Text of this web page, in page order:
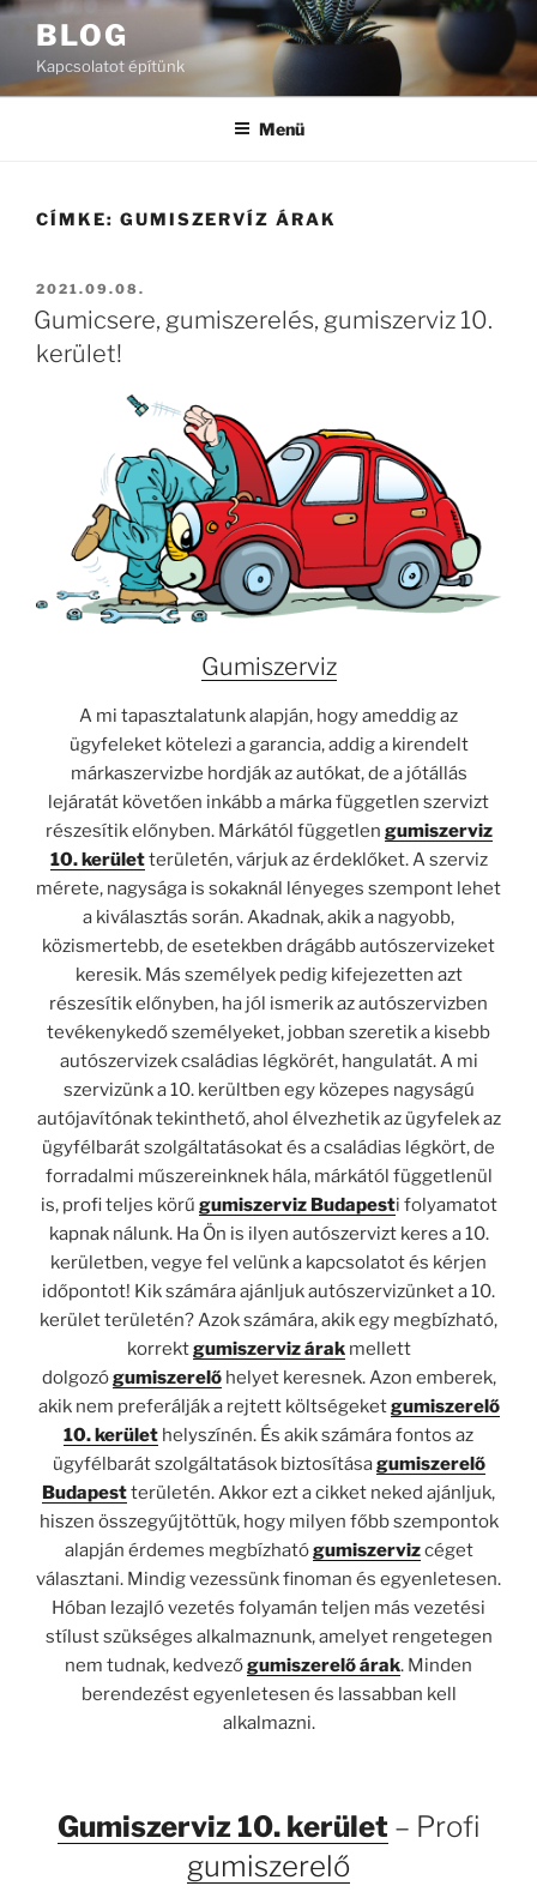
Tartalomhoz
BLOG
Kapcsolatot építünk
Menü
CÍMKE: GUMISZERVÍZ ÁRAK
BEKÜLDVE:
2021.09.08.
Gumicsere, gumiszerelés, gumiszerviz 10.
kerület!
Gumiszerviz
A mi tapasztalatunk alapján, hogy ameddig az
ügyfeleket kötelezi a garancia, addig a kirendelt
márkaszervizbe hordják az autókat, de a jótállás
lejáratát követően inkább a márka független szervizt
részesítik előnyben. Márkától független gumiszerviz
10. kerületterületén, várjuk az érdeklőket. A szerviz
mérete, nagysága is sokaknál lényeges szempont lehet
a kiválasztás során. Akadnak, akik a nagyobb,
közismertebb, de esetekben drágább autószervizeket
keresik. Más személyek pedig kifejezetten azt
részesítik előnyben, ha jól ismerik az autószervizben
tevékenykedő személyeket, jobban szeretik a kisebb
autószervizek családias légkörét, hangulatát. A mi
szervizünk a 10. kerültben egy közepes nagyságú
autójavítónak tekinthető, ahol élvezhetik az ügyfelek az
ügyfélbarát szolgáltatásokat és a családias légkört, de
forradalmi műszereinknek hála, márkától függetlenül
is, profi teljes körű gumiszerviz Budapesti folyamatot
kapnak nálunk. Ha Ön is ilyen autószervizt keres a 10.
kerületben, vegye fel velünk a kapcsolatot és kérjen
időpontot! Kik számára ajánljuk autószervizünket a 10.
kerület területén? Azok számára, akik egy megbízható,
korrektgumiszerviz árakmellett
dolgozógumiszerelőhelyet keresnek. Azon emberek,
akik nem preferálják a rejtett költségeketgumiszerelő
10. kerület helyszínén. És akik számára fontos az
ügyfélbarát szolgáltatások biztosításagumiszerelő
Budapestterületén. Akkor ezt a cikket neked ajánljuk,
hiszen összegyűjtöttük, hogy milyen főbb szempontok
alapján érdemes megbízhatógumiszervizcéget
választani. Mindig vezessünk finoman és egyenletesen.
Hóban lezajló vezetés folyamán teljen más vezetési
stílust szükséges alkalmaznunk, amelyet rengetegen
nem tudnak, kedvezőgumiszerelő árak. Minden
berendezést egyenletesen és lassabban kell
alkalmazni.
Gumiszerviz 10. kerület– Profi
gumiszerelő